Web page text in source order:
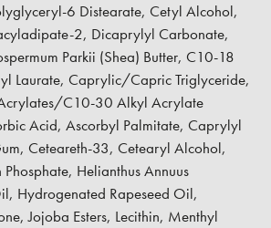
6 Distearate, Cetyl Alcohol,
2, Dicaprylyl Carbonate,
Parkii (Shea) Butter, C10-18
Laurate, Caprylic/Capric Triglyceride,
C10-30 Alkyl Acrylate
Acid, Ascorbyl Palmitate, Caprylyl
Ceteareth-33, Cetearyl Alcohol,
Helianthus Annuus
Hydrogenated Rapeseed Oil,
Jojoba Esters, Lecithin, Menthyl